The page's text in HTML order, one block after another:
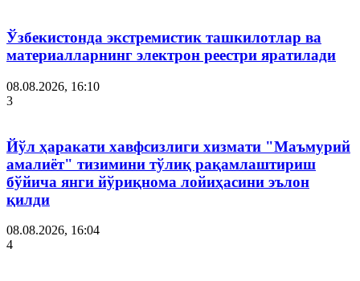
Ўзбекистонда экстремистик ташкилотлар ва
материалларнинг электрон реестри яратилади
08.08.2026, 16:10
3
Йўл ҳаракати хавфсизлиги хизмати "Маъмурий
амалиёт" тизимини тўлиқ рақамлаштириш
бўйича янги йўриқнома лойиҳасини эълон
қилди
08.08.2026, 16:04
4